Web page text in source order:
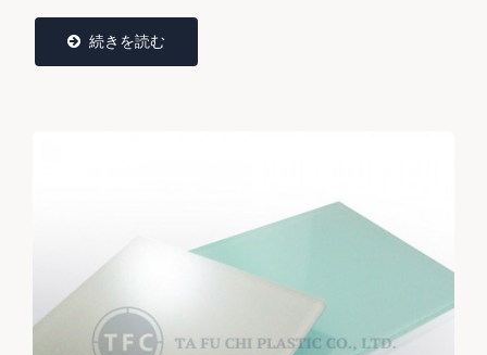
続きを読む